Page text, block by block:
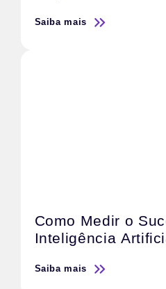
Vendas
Saiba mais
Como Medir o
Inteligência
Saiba mais